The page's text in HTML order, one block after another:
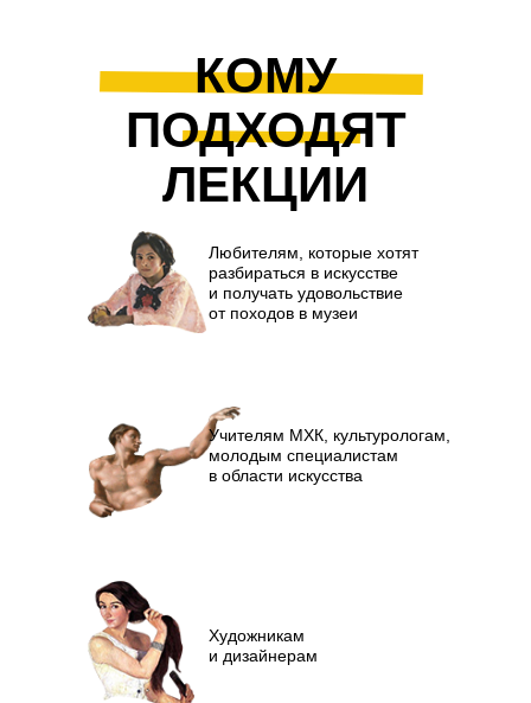
КОМУ
ПОДХОДЯТ
ЛЕКЦИИ
Любителям, которые хотят
разбираться в искусстве
и получать удовольствие
от походов в музеи
Учителям МХК, культурологам,
молодым специалистам
в области искусства
Художникам
и дизайнерам